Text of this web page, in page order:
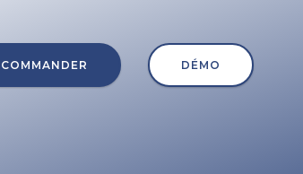
COMMANDER DÉMO